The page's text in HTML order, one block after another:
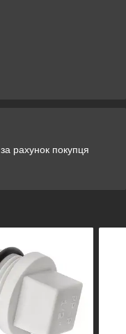
рахунок покупця